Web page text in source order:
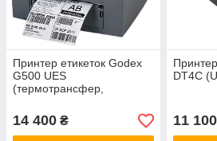
Принтер етикеток Godex
G500 UES
(термотрансфер,
м)
14 400 ₴
DT4C
11 100